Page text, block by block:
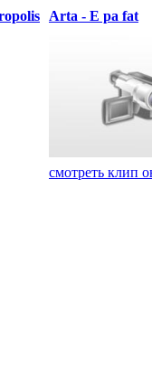
Arta - E pa fat
смотреть клип